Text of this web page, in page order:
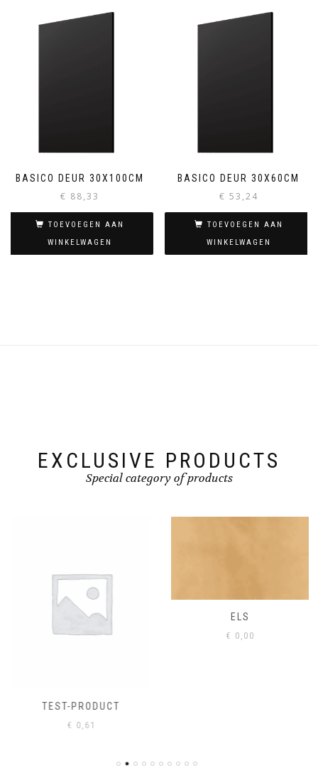
BASICO DEUR 30X100CM
€ 88,33
TOEVOEGEN AAN
WINKELWAGEN
BASICO DEUR 30X60CM
€ 53,24
TOEVOEGEN AAN
WINKELWAGEN
EXCLUSIVE PRODUCTS
Special category of products
TEST-PRODUCT
€0,61
ELS
€0,00